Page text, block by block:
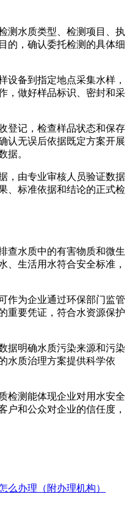
测水质类型、检测项目、执
的，确认委托检测的具体细
设备到指定地点采集水样，
，做好样品标识、密封和采
登记，检查样品状态和保存
认无误后依据既定方案开展
据。
，由专业审核人员验证数据
、标准依据和结论的正式检
查水质中的有害物质和微生
、生活用水符合安全标准，
作为企业通过环保部门监管
重要凭证，符合水资源保护
据明确水质污染来源和污染
水质治理方案提供科学依
检测能体现企业对用水安全
户和公众对企业的信任度，